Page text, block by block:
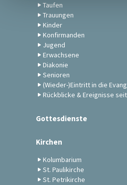
Taufen
Trauungen
Kinder
Konfirmanden
Jugend
Erwachsene
Diakonie
Senioren
(Wieder-)Eintritt in die
Rückblicke & Ereignisse
Gottesdienste
Kirchen
Kolumbarium
St. Paulikirche
St. Petrikirche